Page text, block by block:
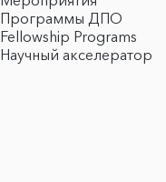
Программы ДПО
Fellowship Programs
Научный акселератор